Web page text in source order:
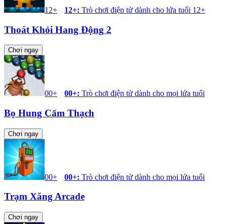
12+ 12+: Trò chơi điện tử dành cho lứa tuổi 12+
Thoát Khỏi Hang Động 2
Chơi ngay
00+ 00+: Trò chơi điện tử dành cho mọi lứa tuổi
Bọ Hung Cẩm Thạch
Chơi ngay
00+ 00+: Trò chơi điện tử dành cho mọi lứa tuổi
Trạm Xăng Arcade
Chơi ngay